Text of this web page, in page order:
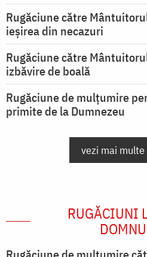
Rugăciune către
ieşirea din necazuri
Rugăciune către
izbăvire de boală
Rugăciune de mulțumire
primite de la Dumnezeu
vezi mai
RUGĂCIUNI